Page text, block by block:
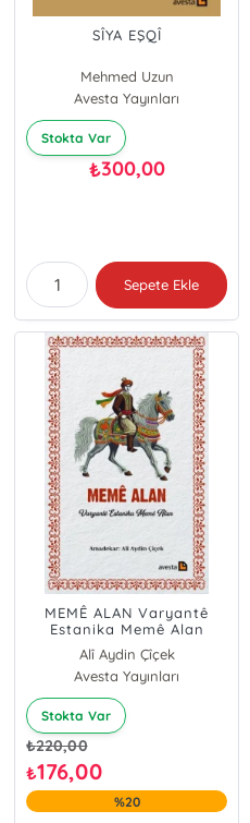
SÎYA EŞQÎ
Mehmed Uzun
Avesta Yayınları
Stokta Var
₺300,00
Sepete Ekle
MEMÊ ALAN Varyantê
Estanika Memê Alan
Alî Aydin Çîçek
Avesta Yayınları
Stokta Var
₺220,00
₺176,00
%20